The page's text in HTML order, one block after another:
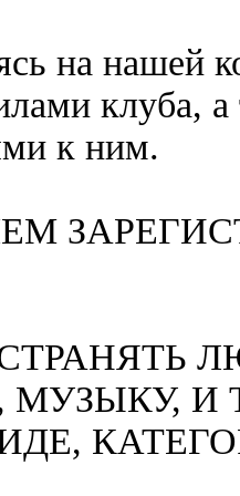
на нашей
клуба,
к ним.
И